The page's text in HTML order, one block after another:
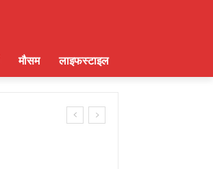
मौसम लाइफस्टाइल